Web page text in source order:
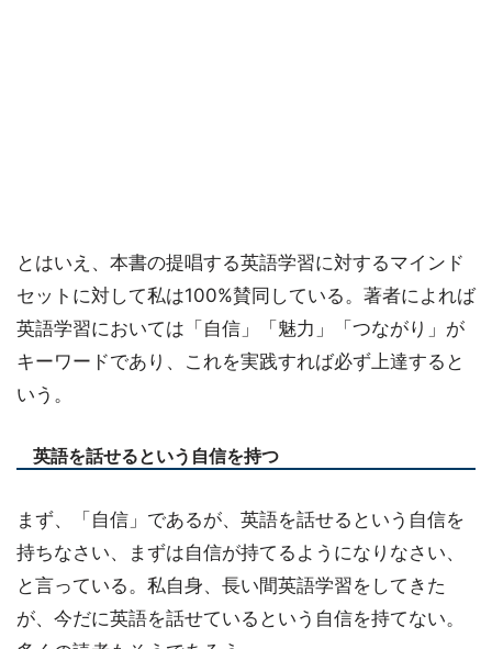
とはいえ、本書の提唱する英語学習に対するマインド
セットに対して私は100%賛同している。著者によれば
英語学習においては「自信」「魅力」「つながり」が
キーワードであり、これを実践すれば必ず上達すると
いう。
英語を話せるという自信を持つ
まず、「自信」であるが、英語を話せるという自信を
持ちなさい、まずは自信が持てるようになりなさい、
と言っている。私自身、長い間英語学習をしてきた
が、今だに英語を話せているという自信を持てない。